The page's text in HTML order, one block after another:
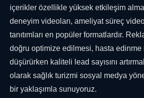
içerikler özellikle yüksek etkileşim
deneyim videoları, ameliyat süreç
tanıtımları en popüler formatlardır.
doğru optimize edilmesi, hasta edinme
düşürürken kaliteli lead sayısını
olarak sağlık turizmi sosyal medya
bir yaklaşımla sunuyoruz.